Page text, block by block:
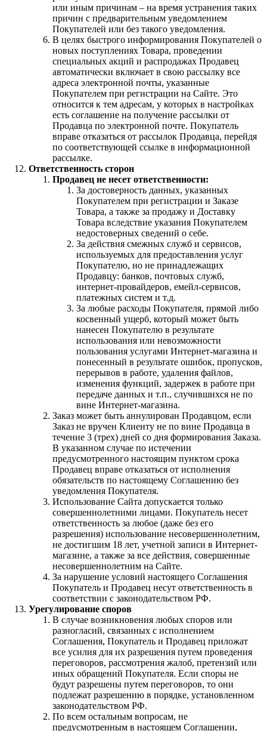
или иным причинам – на время устранения таких
причин с предварительным уведомлением
Покупателей или без такого уведомления.
В целях быстрого информирования Покупателей о
новых поступлениях Товара, проведении
специальных акций и распродажах Продавец
автоматически включает в свою рассылку все
адреса электронной почты, указанные
Покупателем при регистрации на Сайте. Это
относится к тем адресам, у которых в настройках
есть соглашение на получение рассылки от
Продавца по электронной почте. Покупатель
вправе отказаться от рассылок Продавца, перейдя
по соответствующей ссылке в информационной
рассылке.
Ответственность сторон
Продавец не несет ответственности:
За достоверность данных, указанных
Покупателем при регистрации и Заказе
Товара, а также за продажу и Доставку
Товара вследствие указания Покупателем
недостоверных сведений о себе.
За действия смежных служб и сервисов,
используемых для предоставления услуг
Покупателю, но не принадлежащих
Продавцу: банков, почтовых служб,
интернет-провайдеров, емейл-сервисов,
платежных систем и т.д.
За любые расходы Покупателя, прямой либо
косвенный ущерб, который может быть
нанесен Покупателю в результате
использования или невозможности
пользования услугами Интернет-магазина и
понесенный в результате ошибок, пропусков,
перерывов в работе, удаления файлов,
изменения функций, задержек в работе при
передаче данных и т.п., случившихся не по
вине Интернет-магазина.
Заказ может быть аннулирован Продавцом, если
Заказ не вручен Клиенту не по вине Продавца в
течение 3 (трех) дней со дня формирования Заказа.
В указанном случае по истечении
предусмотренного настоящим пунктом срока
Продавец вправе отказаться от исполнения
обязательств по настоящему Соглашению без
уведомления Покупателя.
Использование Сайта допускается только
совершеннолетними лицами. Покупатель несет
ответственность за любое (даже без его
разрешения) использование несовершеннолетним,
не достигшим 18 лет, учетной записи в Интернет-
магазине, а также за все действия, совершенные
несовершеннолетним на Сайте.
За нарушение условий настоящего Соглашения
Покупатель и Продавец несут ответственность в
соответствии с законодательством РФ.
Урегулирование споров
В случае возникновения любых споров или
разногласий, связанных с исполнением
Соглашения, Покупатель и Продавец приложат
все усилия для их разрешения путем проведения
переговоров, рассмотрения жалоб, претензий или
иных обращений Покупателя. Если споры не
будут разрешены путем переговоров, то они
подлежат разрешению в порядке, установленном
законодательством РФ.
По всем остальным вопросам, не
предусмотренным в настоящем Соглашении,